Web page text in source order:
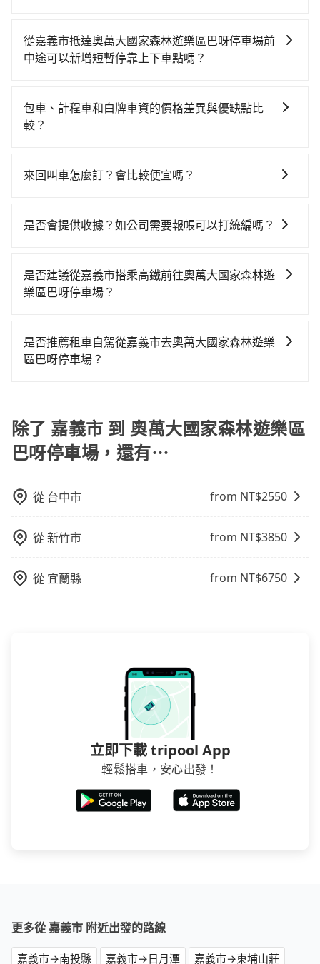
策，讓您在規劃行程時能更無後顧之憂。無論您是要前
往市區還是郊區，我們都可以為您提供最佳的旅遊體
灣大車隊，如果在路邊攔不到車，也可考慮打電話至附
近的計程車隊，如嘉義萬全無線計程車、嘉義博愛無線
省高達$800。但如果要考慮到回程，南投縣僅有合法計
程車約340輛，數量約為嘉義市的65%、密度僅雙北的
大國家森林遊樂區巴呀停車場的最佳選擇。
從嘉義市抵達奧萬大國家森林遊樂區巴呀停車場前
中途可以新增短暫停靠上下車點嗎？
前往奧萬大國家森林遊樂區巴呀停車場的途中可備註加
點。每個加點位置，前後額外里程數5公里內加收200
包車、計程車和白牌車資的價格差異與優缺點比
較？
包車：優點是搭乘舒適可以根據自己的需求安排時間和
車：優點是24小時隨叫隨到，價格按錶計費，但若遇交
性和服務質量無法保障，需要自行承擔風險，遇到狀況
事後也無法申訴退費。
來回叫車怎麼訂？會比較便宜嗎？
趟車的資訊，所以如果需要來回叫車，請分兩筆訂單預
不限單程或來回。
是否會提供收據？如公司需要報帳可以打統編嗎？
旅行業代收轉付電子收據，如果公司需要報公帳，在預
約付款前可以輸入公司的抬頭與統編，可向國稅局報
是否建議從嘉義市搭乘高鐵前往奧萬大國家森林遊
樂區巴呀停車場？
停車場，高鐵較貴、費時！從最早06:21一直到23:27，
嘉義-台中一天最多有60班次高鐵可搭乘。假設從嘉義市
（平均28分）的高鐵從嘉義站前往台中高鐵站，每人票
價380元，再用10分鐘出站、等待車站前排班的計程
車，搭上小黃後約花100分鐘、車費3,200元後，抵達奧
地。全程加上轉車時間共2小時56分鐘，假設一人獨行，
車接送，則僅需花費約3,400元，費時2小時32分鐘。選
擇搭乘高鐵而不預約包車，不僅至少額外負擔580元車
不馬上來預約tripool！
是否推薦租車自駕從嘉義市去奧萬大國家森林遊樂
區巴呀停車場？
當天就要來回，那在嘉義路邊可隨租隨借的iRent應該是
你最便宜選擇。註冊完iRent的app後，可以每小時
$115~205承租小轎車，每公里再額外加收$3.2，從嘉義
預估為$2,450~3,100（金額差異來自於平假日、車款差
異、抵達目的地後多久原路返回），雖已將eTag和可能
的每小時40元路邊停車費用預估進去，但額外的汽車保
險與可能的罰單都需自付。再者，和運的iRent只提供最
體驗較差的車款，如果人數超過四位，更是沒有較大的
一位用戶卻遲遲尚未歸還，又或者要還車時卻偏偏找不
到停車位，對於急著用車或者要載其他乘客的人來說就
有不小的風險。最後，雖然路邊隨租隨還看似方便，但
實際使用時還是有其區域的限制，實際可停靠的地點與
時，就顯得非常不便。
除了 嘉義市 到 奧萬大國家森林遊樂區
巴呀停車場，還有⋯
從 台中市 from NT$2550
從新竹市 from NT$3850
從 宜蘭縣 from NT$6750
立即下載 tripool App
輕鬆搭車，安心出發！
更多從 嘉義市 附近出發的路線
嘉義市→南投縣 嘉義市→日月潭
嘉義市→東埔山莊